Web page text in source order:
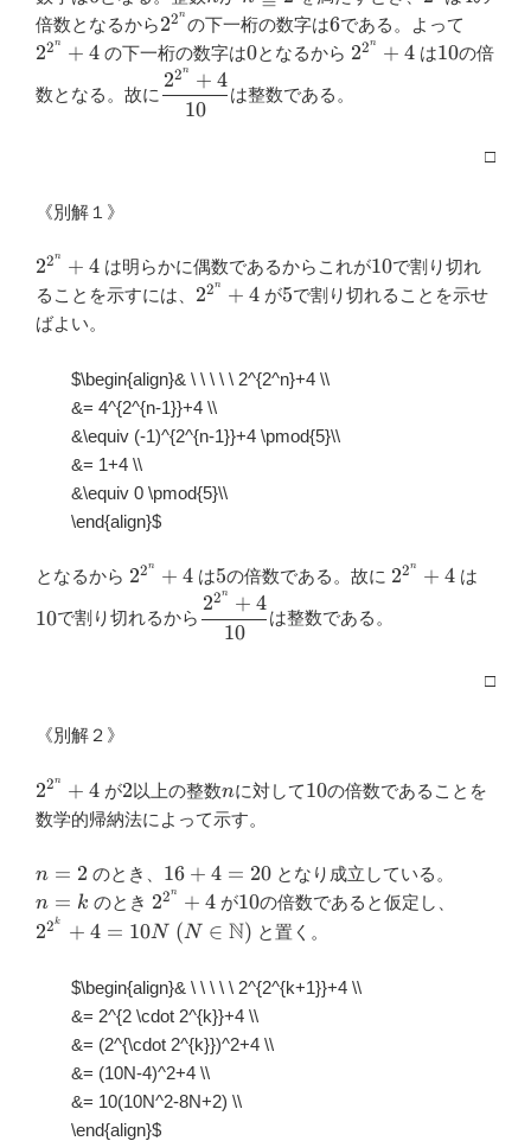
\geqq
2
倍数となるから2^{2^n}
22n
の下一桁の数字は6
6である。よって
22n + 4 の下一桁の数字は0
0となるから 2^{2^n}+4
22n + 4 は10
10の倍
数となる。故に
\dfrac{2^{2^n}+4}
{10}
10
22n + 4
は整数である。
□
《別解１》
2^{2^n}+4
22n + 4 は明らかに偶数であるからこれが10
10で割り切れ
ることを示すには、 2^{2^n}+4
22n + 4 が5
5で割り切れることを示せ
ばよい。
$\begin{align}& \ \ \ \ \ 2^{2^n}+4 \\
&= 4^{2^{n-1}}+4 \\
&\equiv (-1)^{2^{n-1}}+4 \pmod{5}\\
&= 1+4 \\
&\equiv 0 \pmod{5}\\
\end{align}$
となるから 2^{2^n}+4
22n + 4 は5
5の倍数である。故に 2^{2^n}+4
22n + 4 は
10で割り切れるから
\dfrac{2^{2^n}+4}
{10}
10
22n + 4
は整数である。
□
《別解２》
2^{2^n}+4
22n + 4 が2
2以上の整数n
nに対して10
10の倍数であることを
数学的帰納法によって示す。
n=2
n = 2 のとき、 16+4=20
16 + 4 = 20 となり成立している。
n = k のとき 2^{2^n}+4
22n + 4が10
10の倍数であると仮定し、
22k + 4 = 10N (N ∈ N) と置く。
$\begin{align}& \ \ \ \ \ 2^{2^{k+1}}+4 \\
&= 2^{2 \cdot 2^{k}}+4 \\
&= (2^{\cdot 2^{k}})^2+4 \\
&= (10N-4)^2+4 \\
&= 10(10N^2-8N+2) \\
\end{align}$